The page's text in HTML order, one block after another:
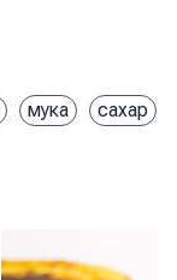
мука сахар